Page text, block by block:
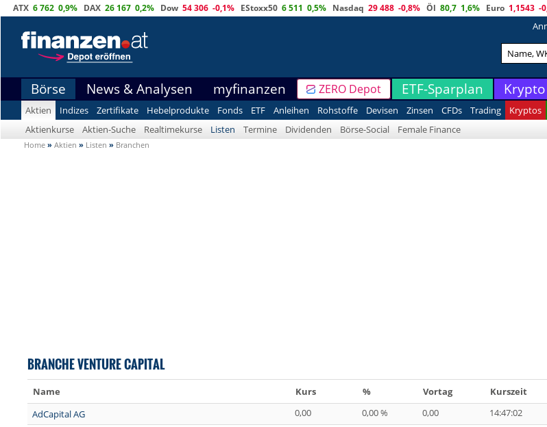
ATX 6 762 0,9% DAX 26 167 0,2% Dow 54 306 -0,1% EStoxx50 6 511 0,5% Nasdaq 29 488 -0,8% Öl 80,7 1,6% Euro 1,1543 -
Börse News & Analysen myfinanzen ZERO Depot ETF-Sparplan
Aktien Indizes Zertifikate Hebelprodukte Fonds ETF Anleihen Rohstoffe Devisen Zinsen CFDs Trading Kryptos
Aktienkurse
Aktien-Suche Realtimekurse Listen Termine Dividenden Börse-Social Female Finance
Home » Aktien » Listen » Branchen
BRANCHE VENTURE CAPITAL
Name Kurs % Vortag Kurszeit
AdCapital AG
0,00 0,00 % 0,00 14:47:02